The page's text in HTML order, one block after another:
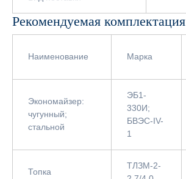
Рекомендуемая комплектация
Наименование Марка
Экономайзер:
чугунный;
стальной
ЭБ1-
330И;
БВЭС-IV-
1
Топка
ТЛЗМ-2-